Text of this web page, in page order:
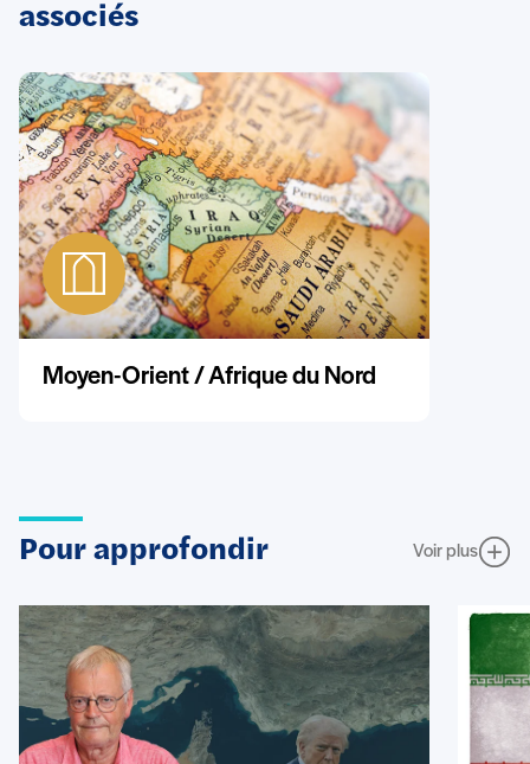
associés
Moyen-Orient / Afrique du Nord
Pour approfondir Voir plus